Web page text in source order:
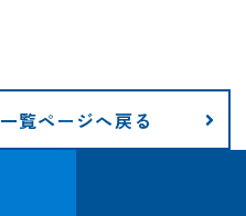
一覧ページへ戻る